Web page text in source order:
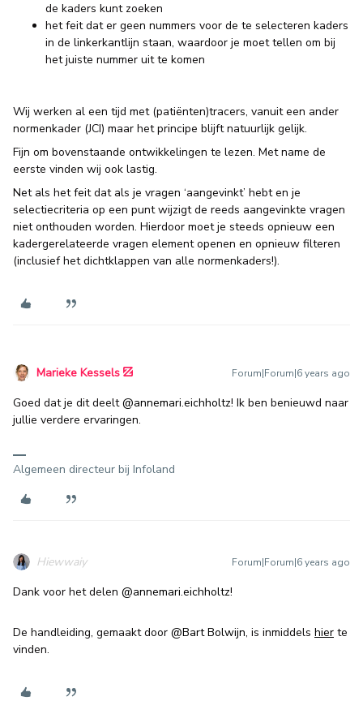
de kaders kunt zoeken
het feit dat er geen nummers voor de te selecteren kaders
in de linkerkantlijn staan, waardoor je moet tellen om bij
het juiste nummer uit te komen
Wij werken al een tijd met (patiënten)tracers, vanuit een ander
normenkader (JCI) maar het principe blijft natuurlijk gelijk.
Fijn om bovenstaande ontwikkelingen te lezen. Met name de
eerste vinden wij ook lastig.
Net als het feit dat als je vragen ‘aangevinkt’ hebt en je
selectiecriteria op een punt wijzigt de reeds aangevinkte vragen
niet onthouden worden. Hierdoor moet je steeds opnieuw een
kadergerelateerde vragen element openen en opnieuw filteren
(inclusief het dichtklappen van alle normenkaders!).
Marieke Kessels Forum|Forum|6 years ago
Goed dat je dit deelt@annemari.eichholtz! Ik ben benieuwd naar
jullie verdere ervaringen.
Algemeen directeur bij Infoland
Hiewwaiy Forum|Forum|6 years ago
Dank voor het delen @annemari.eichholtz!
De handleiding, gemaakt door @Bart Bolwijn, is inmiddels hier te
vinden.